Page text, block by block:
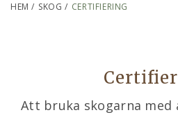
HEM / SKOG / CERTIFIERING
Att bruka skogarna med